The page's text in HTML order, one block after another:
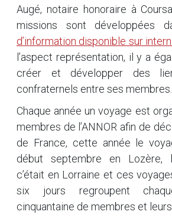
Augé, notaire honoraire à
missions sont développées
d’information disponible sur
l’aspect représentation, il y a
créer et développer des
confraternels entre ses membres.
Chaque année un voyage est
membres de l’ANNOR afin de
de France, cette année le
début septembre en Lozère,
c’était en Lorraine et ces
six jours regroupent
cinquantaine de membres et